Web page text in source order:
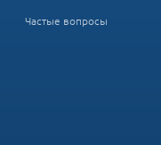
Частые вопросы